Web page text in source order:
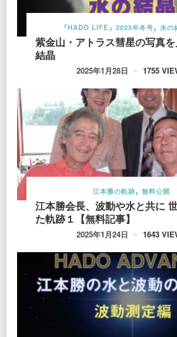
『HADO LIFE』2025年冬号 水の
紫金山・アトラス彗星の写真
結晶
2025年1月28日 1755
江本勝の軌跡 無料公開
江本勝会長、波動や水と共に
た軌跡１【無料記事】
2025年1月24日 1643